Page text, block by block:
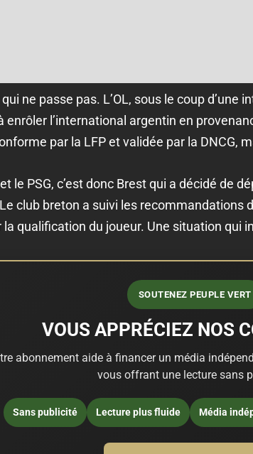
ne passe pas. L’OL, sous le coup
enrôler l’international argentin en
par la LFP et validée par la DNCG,
le PSG, c’est donc Brest qui a décidé de
club breton a suivi les recommandations
qualification du joueur. Une situation qui
SOUTENEZ PEUPLE VERT
VOUS APPRÉCIEZ NOS
abonnement aide à financer un média
vous offrant une lecture sans
Sans publicité Lecture plus fluide Média